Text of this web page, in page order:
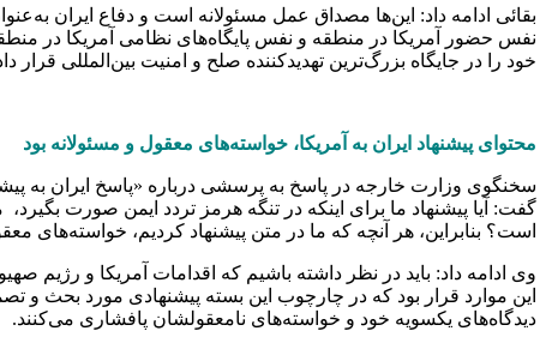
بقائی ادامه داد: این‌ها مصداق عمل مسئولانه است و دفاع ایران
نفس حضور آمریکا در منطقه و نفس پایگاه‌های نظامی آمریکا در
خود را در جایگاه بزرگ‌ترین تهدیدکننده صلح و امنیت بین‌المللی قرار
محتوای پیشنهاد ایران به آمریکا، خواسته‌های معقول و مسئولانه بود
سخنگوی وزارت خارجه در پاسخ به پرسشی درباره «پاسخ ایران به
گفت: آیا پیشنهاد ما برای اینکه در تنگه هرمز تردد ایمن صورت
است؟ بنابراین، هر آنچه که ما در متن پیشنهاد کردیم، خواسته‌های
این موارد قرار بود که در چارچوب این بسته پیشنهادی مورد بحث و
دیدگاه‌های یکسویه خود و خواسته‌های نامعقولشان پافشاری می‌کنند.